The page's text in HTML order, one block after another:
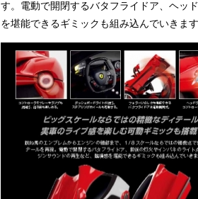
す。電動で開閉するバタフライドア、ヘッ
を堪能できるギミックも組み込んでいきます